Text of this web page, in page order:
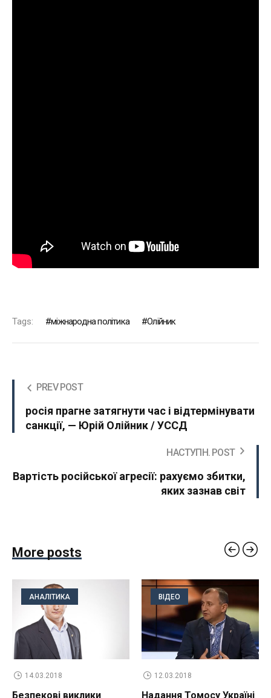
Tags: міжнародна політика Олійник
PREV POST
росія прагне затягнути час і відтермінувати
санкції, — Юрій Олійник / УССД
НАСТУПН. POST
Вартість російської агресії: рахуємо збитки,
яких зазнав світ
More posts
АНАЛІТИКА
14.03.2018
Безпекові виклики
ВІДЕО
12.03.2018
Надання Томосу Україні